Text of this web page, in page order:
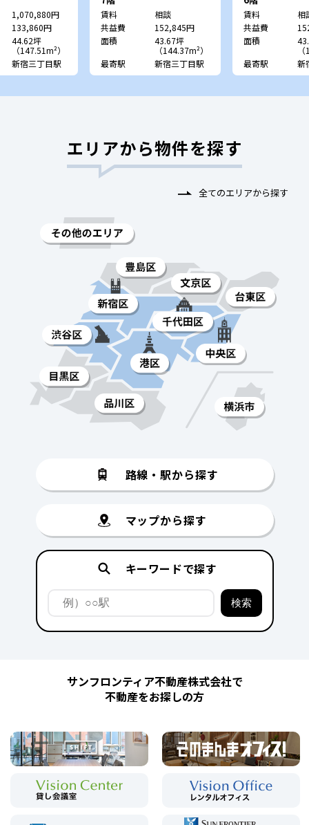
1,070,880円
133,860円
44.62坪
（147.51m²）
新宿三丁目駅
賃料
相談
共益費
152,845円
面積
43.67坪
（144.37m²）
最寄駅
新宿三丁目駅
賃料
相
共益費
面積
最寄駅
新
エリアから物件を探す
全てのエリアから探す
路線・駅から探す
マップから探す
キーワードで探す
サンフロンティア不動産株式会社で
不動産をお探しの方